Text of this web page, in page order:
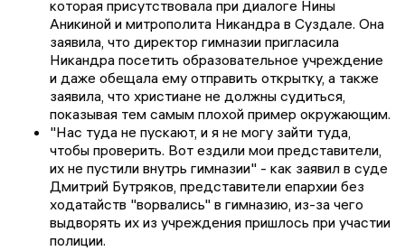
которая присутствовала при диалоге Нины
Аникиной и митрополита Никандра в Суздале. Она
заявила, что директор гимназии пригласила
Никандра посетить образовательное учреждение
и даже обещала ему отправить открытку, а также
заявила, что христиане не должны судиться,
показывая тем самым плохой пример окружающим.
"Нас туда не пускают, и я не могу зайти туда,
чтобы проверить. Вот ездили мои представители,
их не пустили внутрь гимназии" - как заявил в суде
Дмитрий Бутряков, представители епархии без
ходатайств "ворвались" в гимназию, из-за чего
выдворять их из учреждения пришлось при участии
полиции.